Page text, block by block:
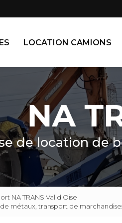
LOCATION CAMIONS
de location de
NA TRANS Val d'Oise
métaux, transport de